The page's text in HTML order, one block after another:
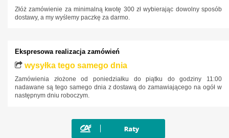
Lexus
MAN
Mazda
Mercedes-Benz
Mini
Nissan
Złóż zamówienie za minimalną kwotę 300 zł wybierając dowolny sposób
dostawy, a my wyślemy paczkę za darmo.
Ekspresowa realizacja zamówień
wysyłka tego samego dnia
Zamówienia złożone od poniedziałku do piątku do godziny 11:00
nadawane są tego samego dnia z dostawą do zamawiającego na ogół w
następnym dniu roboczym.